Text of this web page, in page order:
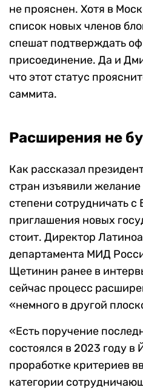
не прояснен. Хотя в
список новых членов
спешат подтверждать
присоединение. Да и
что этот статус
саммита.
Расширения не
Как рассказал
стран изъявили
степени сотрудничать
приглашения новых
стоит. Директор
департамента МИД
Щетинин ранее в
сейчас процесс
«немного в другой
«Есть поручение
состоялся в 2023 году в
проработке критериев
категории